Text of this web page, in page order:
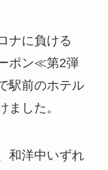
ナに負ける
ポン≪第2弾
駅前のホテル
ました。
和洋中いずれ